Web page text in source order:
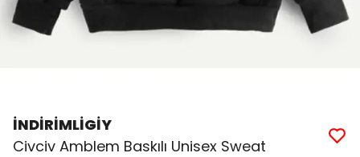
İNDİRİMLİGİY
Civciv Amblem Baskılı Unisex Sweat